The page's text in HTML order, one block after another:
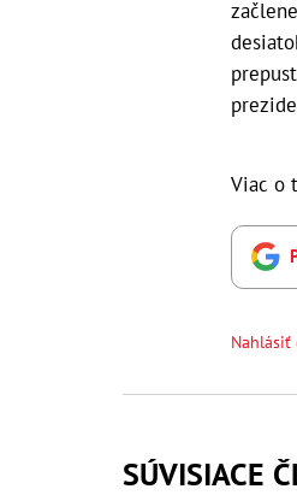
Viac o
Nahlásiť
SÚVISIACE